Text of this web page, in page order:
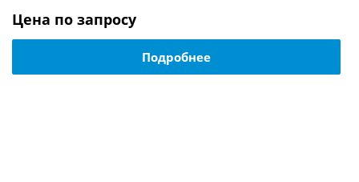
Цена по запросу
Подробнее